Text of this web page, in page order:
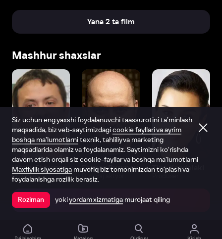
Yana 2 ta film
Mashhur shaxslar
Vitaliy Shlyappo
Produser
Sergey Burunov
Dublyaj aktyori
Tina Kandelaki
Ilovada ochish
Siz uchun eng yaxshi foydalanuvchi taassurotini ta’minlash
maqsadida, biz veb-saytimizdagicookie fayllari va ayrim
boshqa ma’lumotlarnitexnik, tahliliy va marketing
maqsadlarida olamiz va foydalanamiz. Saytimizni ko‘rishda
davom etish orqali siz cookie-fayllar va boshqa ma’lumotlarni
Maxfiylik siyosatiga muvofiq biz tomonimizdan to‘plash va
foydalanishga rozilik berasiz.
Roziman yokiyordam xizmatiga murojaat qiling